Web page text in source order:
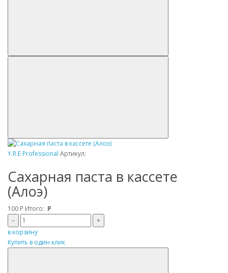
Y.R.E Professional Артикул:
Сахарная паста в кассете
(Алоэ)
100 Р Итого: Р
–
+
в корзину
Купить в один клик